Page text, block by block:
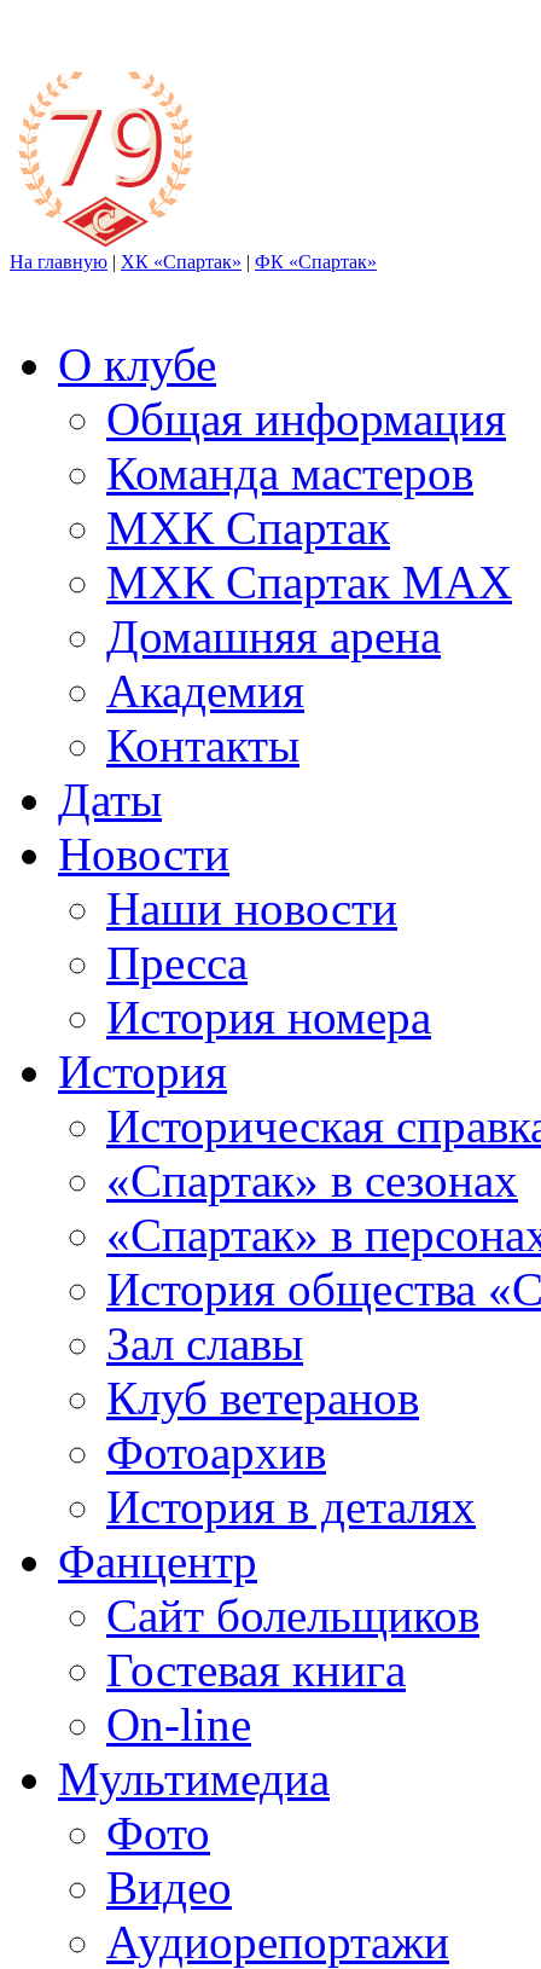
На главную | ХК «Спартак» | ФК «Спартак»
О клубе
Общая информация
Команда мастеров
МХК Спартак
МХК Спартак МАХ
Домашняя арена
Академия
Контакты
Даты
Новости
Наши новости
Пресса
История номера
История
Историческая
«Спартак» в сезонах
«Спартак» в
История общества
Зал славы
Клуб ветеранов
Фотоархив
История в деталях
Фанцентр
Сайт болельщиков
Гостевая книга
On-line
Мультимедиа
Фото
Видео
Аудиорепортажи